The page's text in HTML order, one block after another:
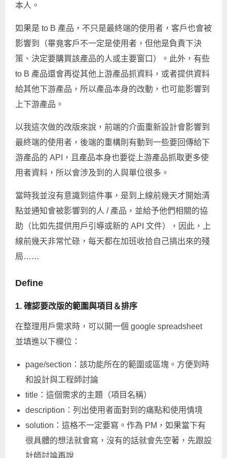
本人。
如果是 to B 產品，不只是最終端的使用者，客戶也會被
影響到（畢竟客戶不一定是使用者，但他是負責下決
策、決定要購買該產品的人或主要窗口）。此外，有些
to B 產品還會再從其他上游產品抓資料，或者提供資料
給其他下游產品，所以產品本身的改動，也可能影響到
上下游產品。
以我這次做的改版來說，前端的介面重新設計會影響到
最終端的使用者，後端的重構則有動到一些要回傳給下
游產品的 API，且產品本身也要從上游產品抓取更多使
用者資料，所以會涉及到的人與單位很多。
當時我並沒有意識到這件事，是到上線前幾天才開始清
點並通知會被影響到的人 / 產品，並給予他們相關的協
助（比如先提供用戶引導或新的 API 文件），因此，上
線前幾天非常忙碌，每天都在加班收拾自己搞出來的殘
局……
Define
1. 確認要改版的範圍與項目＆排序
在整理用戶需求時，可以開一個 google spreadsheet
並填進以下欄位：
page/section：該功能所在的範圍或區塊。方便到時
和設計與工程師討論
title：這個需求的主題（項目名稱）
description：列出使用者面對到的痛點和使用情境
solution：這格不一定要寫。作為 PM，如果當下有
很具體的想法就會寫，沒有的話就會先空著，先跟設
計師討論再說